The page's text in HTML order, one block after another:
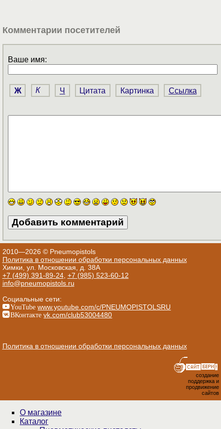
Комментарии посетителей
Ваше имя:
Ж К Ч Цитата Картинка Ссылка
2010—2026 © Pneumopistols
Политика в отношении обработки персональных данных
Химки, ул. Московская, д. 38А
+7 (499) 391-89-24, +7 (985) 523-60-12
info@pneumopistols.ru
Социальные сети:
YouTube www.youtube.com/c/PNEUMOPISTOLSRU
ВКонтакте vk.com/club53004480
Политика в отношении обработки персональных данных
создание
поддержка и
продвижение
сайтов
О магазине
Каталог